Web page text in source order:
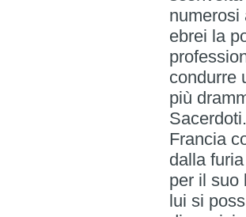
numerosi
ebrei la
condurre
più
Francia
dalla
per il suo
lui si